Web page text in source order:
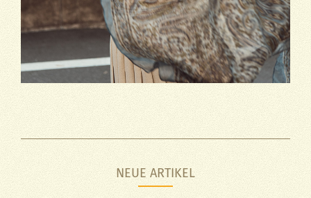
NEUE ARTIKEL